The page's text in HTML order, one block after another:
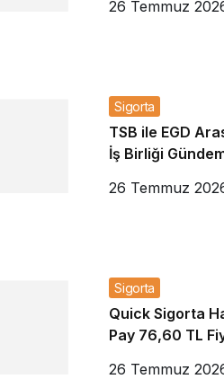
26 Temmuz
Sigorta
TSB ile EGD
İş Birliği
26 Temmuz
Sigorta
Quick Sigorta
Pay 76,60 TL
26 Temmuz